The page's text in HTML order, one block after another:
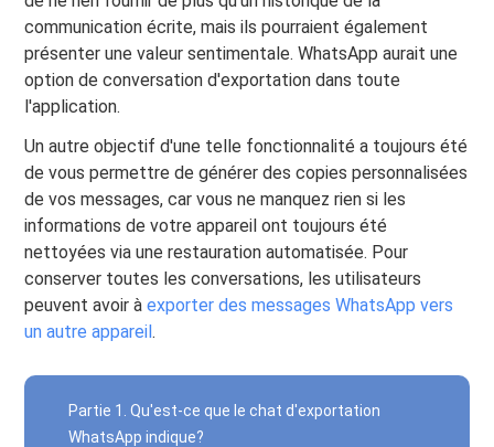
communication écrite, mais ils pourraient également
présenter une valeur sentimentale. WhatsApp aurait une
option de conversation d'exportation dans toute
l'application.
Un autre objectif d'une telle fonctionnalité a toujours été
de vous permettre de générer des copies personnalisées
de vos messages, car vous ne manquez rien si les
informations de votre appareil ont toujours été
nettoyées via une restauration automatisée. Pour
conserver toutes les conversations, les utilisateurs
peuvent avoir àexporter des messages WhatsApp vers
un autre appareil.
Partie 1. Qu'est-ce que le chat d'exportation
WhatsApp indique?